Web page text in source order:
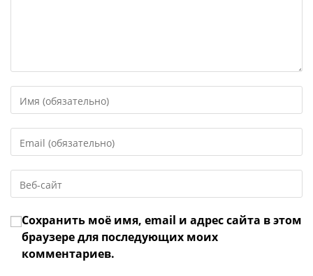
свое
или
имя
чтобы
прокомментировать
свой
адрес,
чтобы
URL
веб-
сайта
(необязательно)
Сохранить моё имя, email и адрес сайта в этом
браузере для последующих моих
комментариев.